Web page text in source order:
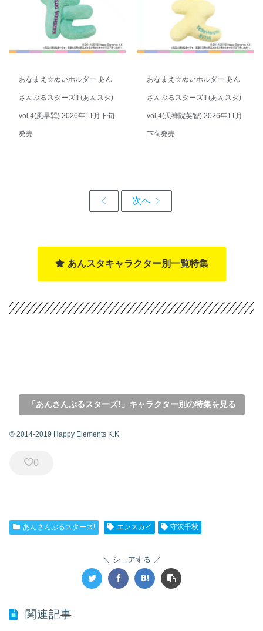
おなまえ☆ぬいホルダー あん
さんぶるスターズ!! (あんスタ)
vol.4(風早巽) 2026年11月下旬
発売
おなまえ☆ぬいホルダー あん
さんぶるスターズ!! (あんスタ)
vol.4(天祥院英智) 2026年11月
下旬発売
あんスタキャラクター別一覧特集
「あんさんぶるスターズ!」キャラクター別の特集を見る
© 2014-2019 Happy Elements K.K
0
あんさんぶるスターズ! エンスカイ 守沢千秋
シェアする
関連記事